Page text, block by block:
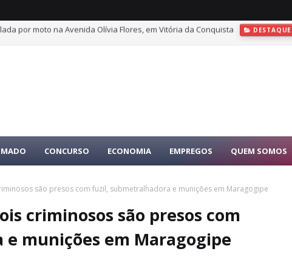
Lulinha para depoimento presencial em investigação no STF DESTAQUES
CONCURSO ECONOMIA EMPREGOS QUEM SOMOS
são presos com fuzil, submetralhadora e munições em Maragogipe
criminosos são presos com
munições em Maragogipe